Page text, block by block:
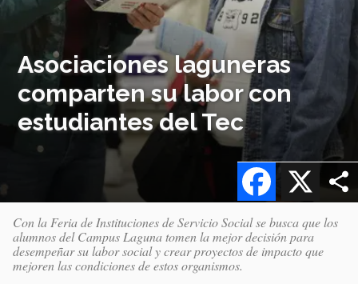
Asociaciones laguneras
comparten su labor con
estudiantes del Tec
X
Facebook
Con la Feria de Instituciones de Servicio Social se busca que los
alumnos del Campus Laguna tomen la mejor decisión para
desempeñar su labor social y crear proyectos de impacto que
mejoren las condiciones de estos organismos.